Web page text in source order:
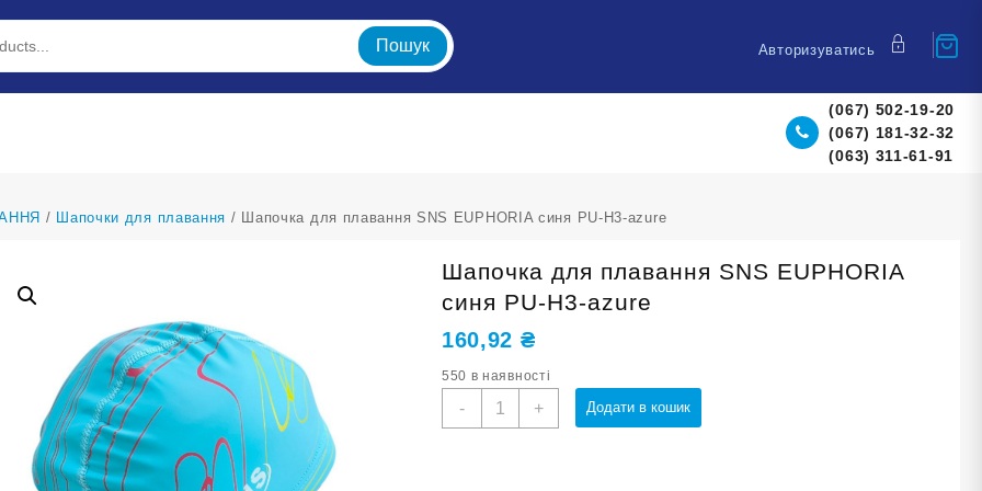
Пошук Авторизуватись
(067) 502-19-20
(067) 181-32-32
(063) 311-61-91
/ Шапочки для плавання / Шапочка для плавання SNS EUPHORIA синя PU-H3-azure
Шапочка для плавання SNS EUPHORIA
синя PU-H3-azure
160,92 ₴
550 в наявності
-
Шапочка+ Додати в кошик